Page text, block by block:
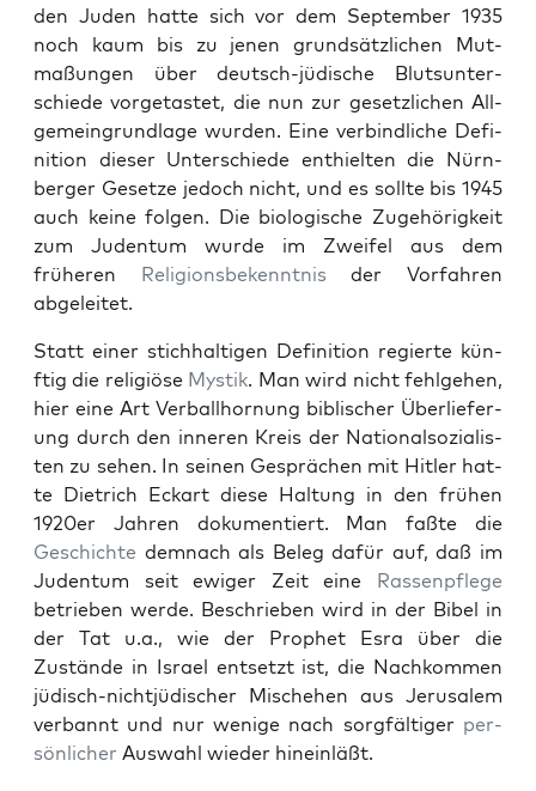
den Juden hat­te sich vor dem Sep­tem­ber 1935
noch kaum bis zu jenen grund­sät­zlichen Mut­
maßun­gen über deutsch-jüdis­che Blut­sun­ter­
schiede vor­ge­tastet, die nun zur geset­zlichen All­
ge­me­in­grund­lage wur­den. Eine verbindliche Def­i­
n­i­tion dieser Unter­schiede enthiel­ten die Nürn­
berg­er Geset­ze jedoch nicht, und es sollte bis 1945
auch keine fol­gen. Die biol­o­gis­che Zuge­hörigkeit
zum Juden­tum wurde im Zweifel aus dem
früheren Reli­gions­beken­nt­nis der Vor­fahren
abgeleit­et.
Statt ein­er stich­halti­gen Def­i­n­i­tion regierte kün­
ftig die religiöse Mys­tik. Man wird nicht fehlge­hen,
hier eine Art Ver­ball­hor­nung bib­lis­ch­er Über­liefer­
ung durch den inneren Kreis der Nation­al­sozial­is­
ten zu sehen. In seinen Gesprächen mit Hitler hat­
te Diet­rich Eckart diese Hal­tung in den frühen
1920er Jahren doku­men­tiert. Man faßte die
Geschichte dem­nach als Beleg dafür auf, daß im
Juden­tum seit ewiger Zeit eine Rassenpflege
betrieben werde. Beschrieben wird in der Bibel in
der Tat u.a., wie der Prophet Esra über die
Zustände in Israel entset­zt ist, die Nachkom­men
jüdisch-nichtjüdis­ch­er Mis­chehen aus Jerusalem
ver­ban­nt und nur wenige nach sorgfältiger per­
sön­lich­er Auswahl wieder hinein­läßt.